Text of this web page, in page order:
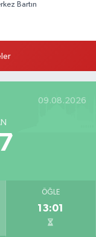
Bartın
09.08.2026
ÖĞLE
13:01